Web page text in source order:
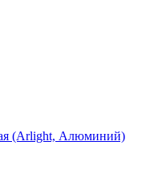
(Arlight, Алюминий)